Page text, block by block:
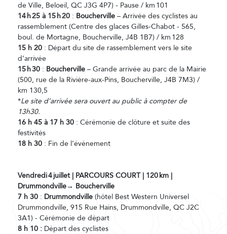
de Ville, Beloeil, QC J3G 4P7) - Pause / km 101
14h25 à 15h20 : Boucherville – Arrivée des cyclistes au
rassemblement (Centre des glaces Gilles-Chabot - 565,
boul. de Mortagne, Boucherville, J4B 1B7) / km 128
15 h 20 : Départ du site de rassemblement vers le site
d’arrivée
15h30 : Boucherville – Grande arrivée au parc de la Mairie
(500, rue de la Rivière-aux-Pins, Boucherville, J4B 7M3) /
km 130,5
*Le site d’arrivée sera ouvert au public à compter de
13h30.
16 h 45 à 17 h 30 : Cérémonie de clôture et suite des
festivités
18 h 30 : Fin de l’événement
Vendredi4juillet | PARCOURS COURT | 120km |
Drummondville→ Boucherville
7 h 30 : Drummondville (hôtel Best Western Universel
Drummondville, 915 Rue Hains, Drummondville, QC J2C
3A1) - Cérémonie de départ
8 h 10 : Départ des cyclistes